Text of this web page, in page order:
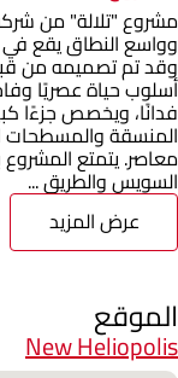
مشروع "تلالة" من
وواسع النطاق يقع في
وقد تم تصميمه من
فدانًا، ويخصص جزءًا
المنسقة والمسطحات
معاصر. يتمتع
السويس والطريق ...
عرض المزيد
الموقع
New Heliopolis